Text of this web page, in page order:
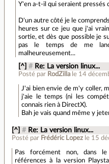
Y'en a-t-il qui seraient pressés
D'un autre côté je le
heures sur ce jeu que j'ai
sortie, et dès que possible je
pas le temps de me
malheureusement...
[^] # Re: La version linux...
Posté par RodZilla le 14
J'ai bien envie de m'y coller,
j'aie le temps (ni les
connais rien à DirectX).
Bah je vais quand même y
[^] # Re: La version linux...
Posté par Frédéric Lopez le 15
Pas forcément non, dans
références à la version